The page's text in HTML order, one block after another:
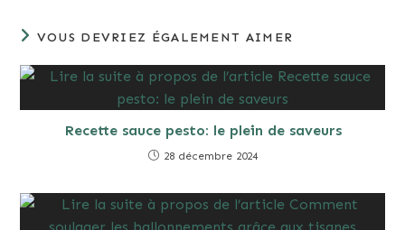
VOUS DEVRIEZ ÉGALEMENT AIMER
Recette sauce pesto: le plein de saveurs
28 décembre 2024